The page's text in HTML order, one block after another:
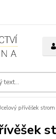
přívěšek